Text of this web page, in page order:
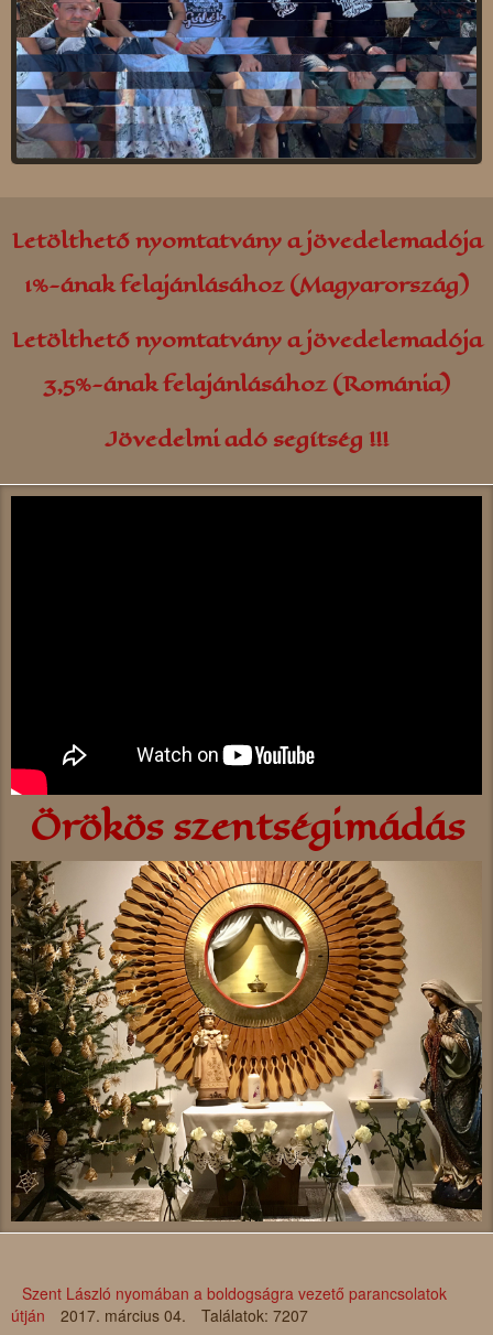
Letölthető nyomtatvány a jövedelemadója
1%-ának felajánlásához (Magyarország)
Letölthető nyomtatvány a jövedelemadója
3,5%-ának felajánlásához (Románia)
Jövedelmi adó segítség !!!
Örökös szentségimádás
Szent László nyomában a boldogságra vezető parancsolatok
útján
2017. március 04. Találatok: 7207
Kolozsvár
Kovászna
Majlát
Petrozsény
Nagyszalonta
Szászváros
Szováta
Parajd
Gálospetri
Borszék
Udvarfalva
Oroszhegy
Gyergyószárhegy
Sepsibükszád